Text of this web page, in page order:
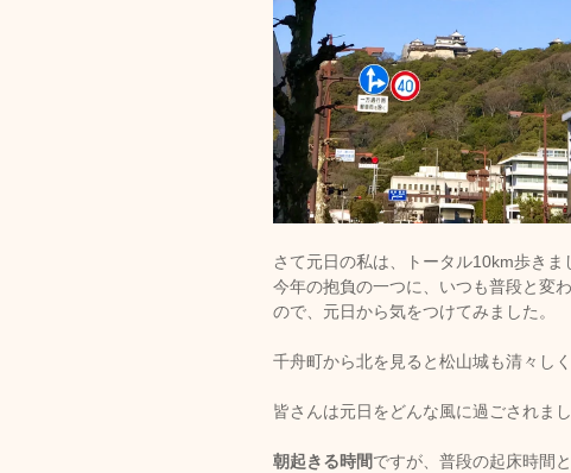
さて元日の私は、トータル10km歩きま
今年の抱負の一つに、いつも普段と変
ので、元日から気をつけてみました。
千舟町から北を見ると松山城も清々し
皆さんは元日をどんな風に過ごされま
朝起きる時間ですが、普段の起床時間